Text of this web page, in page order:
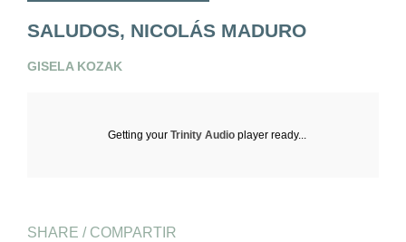
SALUDOS, NICOLÁS MADURO
GISELA KOZAK
Getting yourTrinity Audio player ready...
SHARE / COMPARTIR